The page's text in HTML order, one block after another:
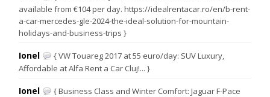
available from €104 per day. https://idealrentacar.ro/en/b-rent-
a-car-mercedes-gle-2024-the-ideal-solution-for-mountain-
holidays-and-business-trips }
Ionel
{ VW Touareg 2017 at 55 euro/day: SUV Luxury,
Affordable at Alfa Rent a Car Cluj!... }
Ionel
{ Business Class and Winter Comfort: Jaguar F-Pace